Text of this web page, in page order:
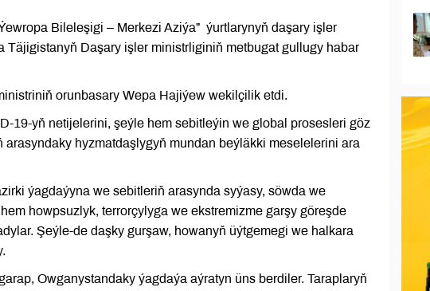
Bileleşigi – Merkezi Aziýa” ýurtlarynyň daşary işler
Daşary işler ministrliginiň metbugat gullugy habar
orunbasary Wepa Hajiýew wekilçilik etdi.
19-yň netijelerini, şeýle hem sebitleýin we global prosesleri göz
hyzmatdaşlygyň mundan beýläkki meselelerini ara
ýagdaýyna we sebitleriň arasynda syýasy, söwda we
howpsuzlyk, terrorçylyga we ekstremizme garşy göreşde
Şeýle-de daşky gurşaw, howanyň üýtgemegi we halkara
Owganystandaky ýagdaýa aýratyn üns berdiler. Taraplaryň